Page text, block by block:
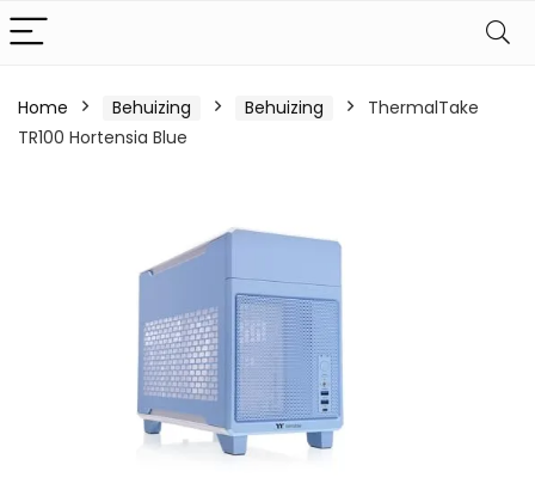
Home Behuizing Behuizing
ThermalTake
TR100 Hortensia Blue